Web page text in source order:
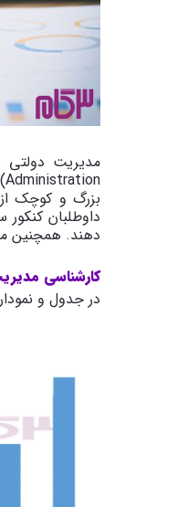
مدیریت
Administration
بزرگ و کوچک
داوطلبان
دهند. همچنین
کارشناسی
در جدول و